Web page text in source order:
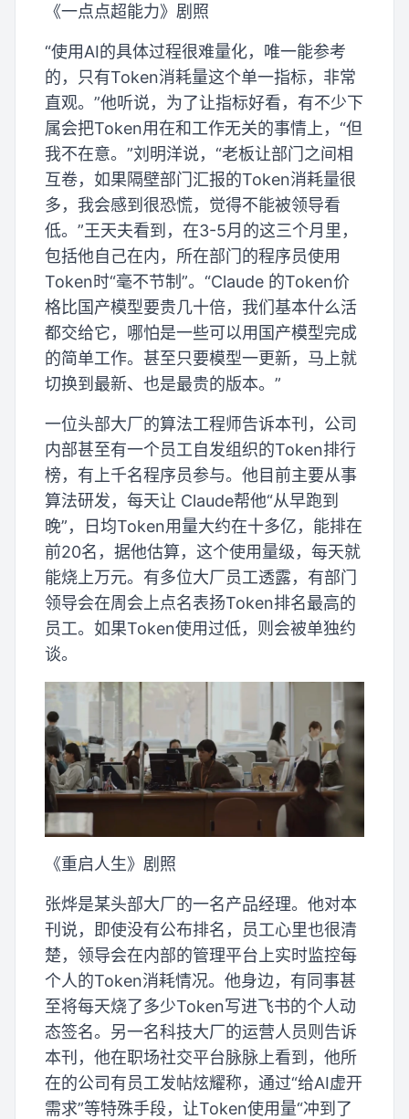
《一点点超能力》剧照
“使用AI的具体过程很难量化，唯一能参考
的，只有Token消耗量这个单一指标，非常
直观。”他听说，为了让指标好看，有不少下
属会把Token用在和工作无关的事情上，“但
我不在意。”刘明洋说，“老板让部门之间相
互卷，如果隔壁部门汇报的Token消耗量很
多，我会感到很恐慌，觉得不能被领导看
低。”王天夫看到，在3-5月的这三个月里，
包括他自己在内，所在部门的程序员使用
Token时“毫不节制”。“Claude 的Token价
格比国产模型要贵几十倍，我们基本什么活
都交给它，哪怕是一些可以用国产模型完成
的简单工作。甚至只要模型一更新，马上就
切换到最新、也是最贵的版本。”
一位头部大厂的算法工程师告诉本刊，公司
内部甚至有一个员工自发组织的Token排行
榜，有上千名程序员参与。他目前主要从事
算法研发，每天让 Claude帮他“从早跑到
晚”，日均Token用量大约在十多亿，能排在
前20名，据他估算，这个使用量级，每天就
能烧上万元。有多位大厂员工透露，有部门
领导会在周会上点名表扬Token排名最高的
员工。如果Token使用过低，则会被单独约
谈。
《重启人生》剧照
张烨是某头部大厂的一名产品经理。他对本
刊说，即使没有公布排名，员工心里也很清
楚，领导会在内部的管理平台上实时监控每
个人的Token消耗情况。他身边，有同事甚
至将每天烧了多少Token写进飞书的个人动
态签名。另一名科技大厂的运营人员则告诉
本刊，他在职场社交平台脉脉上看到，他所
在的公司有员工发帖炫耀称，通过“给AI虚开
需求”等特殊手段，让Token使用量“冲到了